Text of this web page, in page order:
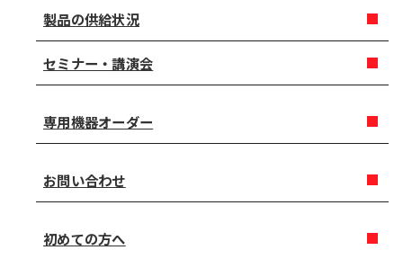
製品の供給状況
セミナー・講演会
専用機器オーダー
お問い合わせ
初めての方へ